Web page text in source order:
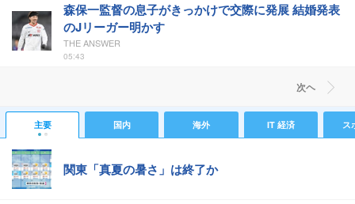
森保一監督の息子がきっかけで交際に発展 結婚発表
のJリーガー明かす
THE ANSWER
05:43
次ヘ
主要 国内 海外 IT 経済 ス
関東「真夏の暑さ」は終了か